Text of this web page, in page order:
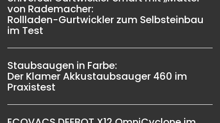
von Rademacher:
Rollladen-Gurtwickler zum Selbsteinbau
im Test
Staubsaugen in Farbe:
Der Klamer Akkustaubsauger 460 im
Praxistest